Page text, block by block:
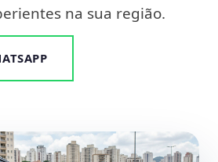
na sua região.